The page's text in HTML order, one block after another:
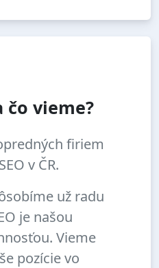
čo vieme?
firiem
v ČR.
už radu
je našou
Vieme
pozície vo